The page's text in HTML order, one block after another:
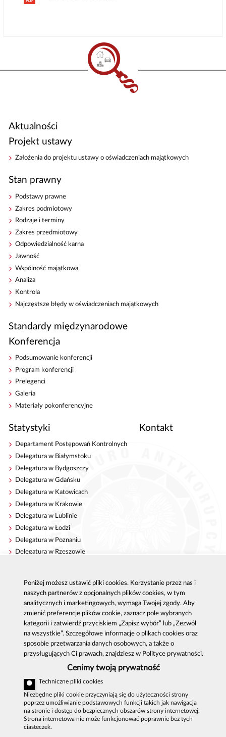
Aktualności
Projekt ustawy
Założenia do projektu ustawy o oświadczeniach majątkowych
Stan prawny
Podstawy prawne
Zakres podmiotowy
Rodzaje i terminy
Zakres przedmiotowy
Odpowiedzialność karna
Jawność
Wspólność majątkowa
Analiza
Kontrola
Najczęstsze błędy w oświadczeniach majątkowych
Standardy międzynarodowe
Konferencja
Podsumowanie konferencji
Program konferencji
Prelegenci
Galeria
Materiały pokonferencyjne
Statystyki
Departament Postępowań Kontrolnych
Delegatura w Białymstoku
Delegatura w Bydgoszczy
Delegatura w Gdańsku
Delegatura w Katowicach
Delegatura w Krakowie
Delegatura w Lublinie
Delegatura w Łodzi
Delegatura w Poznaniu
Delegatura w Rzeszowie
Delegatura we Wrocławiu
Kontakt
Al. Ujazdowskie 9, 00-583 Warszawa
email: oswiadczeniamajatkowe@cba.gov.pl
Zgłoszenie korupcji: 800 808 808, email:
sygnal@cba.gov.pl
DEKLARACJA DOSTĘPNOŚCI
POLITYKA PRYWATNOŚCI
Poniżej możesz ustawić pliki cookies. Korzystanie przez nas i
naszych partnerów z opcjonalnych plików cookies, w tym
analitycznych i marketingowych, wymaga Twojej zgody. Aby
zmienić preferencje plików cookie, zaznacz pole wybranych
kategorii i zatwierdź przyciskiem „Zapisz wybór” lub „Zezwól
na wszystkie”. Szczegółowe informacje o plikach cookies oraz
sposobie przetwarzania danych osobowych, a także o
przysługujących Ci prawach, znajdziesz w Polityce prywatności.
Cenimy twoją prywatność
Techniczne pliki cookies
Niezbędne pliki cookie przyczyniają się do użyteczności strony
poprzez umożliwianie podstawowych funkcji takich jak nawigacja
na stronie i dostęp do bezpiecznych obszarów strony internetowej.
Strona internetowa nie może funkcjonować poprawnie bez tych
ciasteczek.